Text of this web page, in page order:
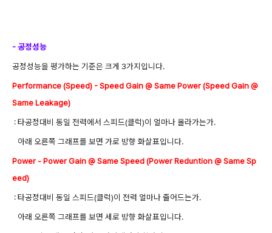
- 공정성능
공정성능을 평가하는 기준은 크게 3가지입니다.
Performance (Speed) - Speed Gain @ Same Power (Speed Gain @
Same Leakage)
: 타공정대비 동일 전력에서 스피드(클럭)이 얼마나 올라가는가.
아래 오른쪽 그래프를 보면 가로 방향 화살표입니다.
Power - Power Gain @ Same Speed (Power Reduntion @ Same Sp
eed)
: 타공정대비 동일 스피드(클럭)이 전력 얼마나 줄어드는가.
아래 오른쪽 그래프를 보면 세로 방향 화살표입니다.